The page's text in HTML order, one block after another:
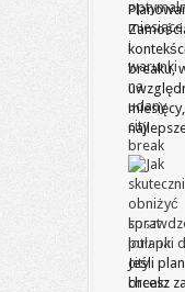
breaku,
pułapki
Jeśli
chcesz